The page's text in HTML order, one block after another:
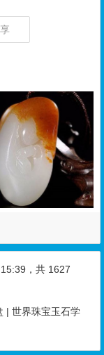
，共 1627
| 世界珠宝玉石学